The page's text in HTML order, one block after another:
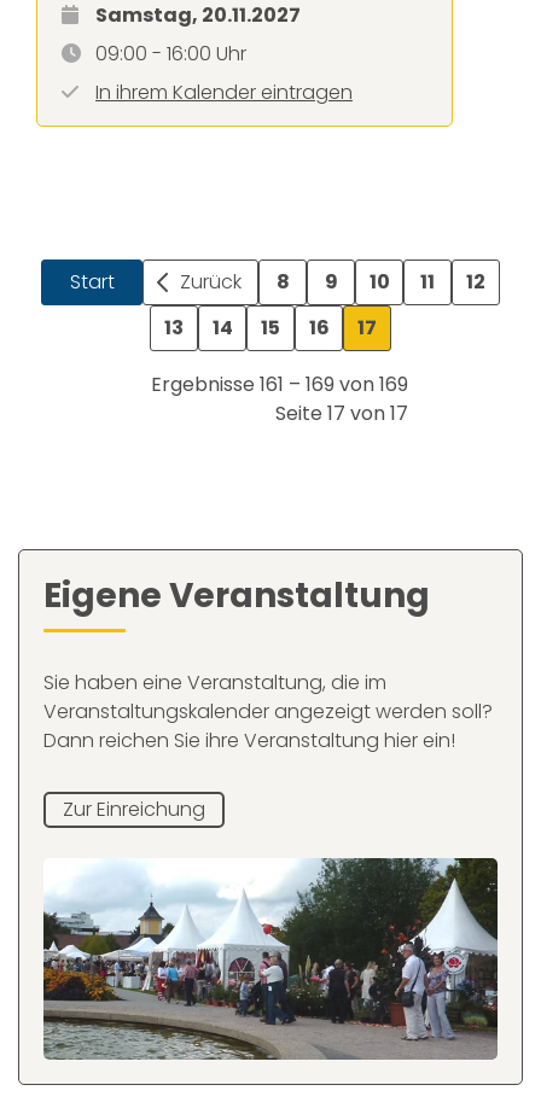
Samstag, 20.11.2027
09:00 - 16:00 Uhr
In ihrem Kalender eintragen
Start Zurück 8 9 10 11
12
13
14 15 16 17
Ergebnisse 161 – 169 von 169
Seite 17 von 17
Eigene Veranstaltung
Sie haben eine Veranstaltung, die im
Veranstaltungskalender angezeigt werden soll?
Dann reichen Sie ihre Veranstaltung hier ein!
Zur Einreichung